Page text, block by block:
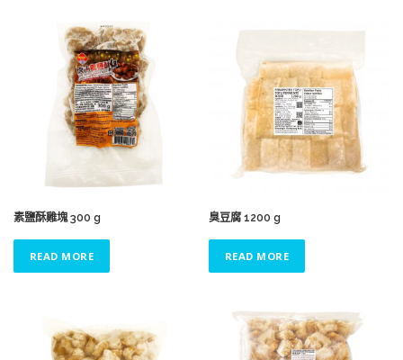
素鹽酥雞塊 300 g
READ MORE
臭豆腐 1200 g
READ MORE